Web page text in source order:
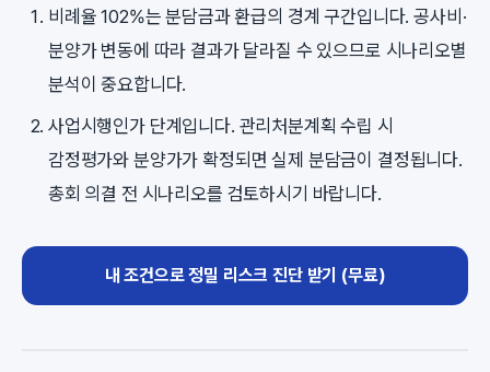
비례율 102%는 분담금과 환급의 경계 구간입니다. 공사비·
분양가 변동에 따라 결과가 달라질 수 있으므로 시나리오별
분석이 중요합니다.
사업시행인가 단계입니다. 관리처분계획 수립 시
감정평가와 분양가가 확정되면 실제 분담금이 결정됩니다.
총회 의결 전 시나리오를 검토하시기 바랍니다.
내 조건으로 정밀 리스크 진단 받기 (무료)